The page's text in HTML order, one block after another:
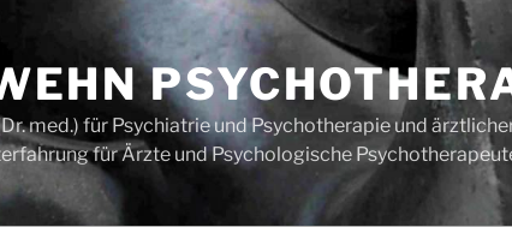
med.) für Psychiatrie und Psychotherapie und
für Ärzte und Psychologische